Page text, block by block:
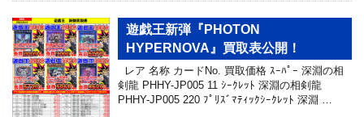
遊戯王新弾『PHOTON
HYPERNOVA』買取表公開！
レア 名称 カードNo. 買取価格 ｽｰﾊﾟｰ 深淵の相
剣龍 PHHY-JP005 11 ｼｰｸﾚｯﾄ 深淵の相剣龍
PHHY-JP005 220 ﾌﾟﾘｽﾞﾏﾃｨｯｸｼｰｸﾚｯﾄ 深淵 …